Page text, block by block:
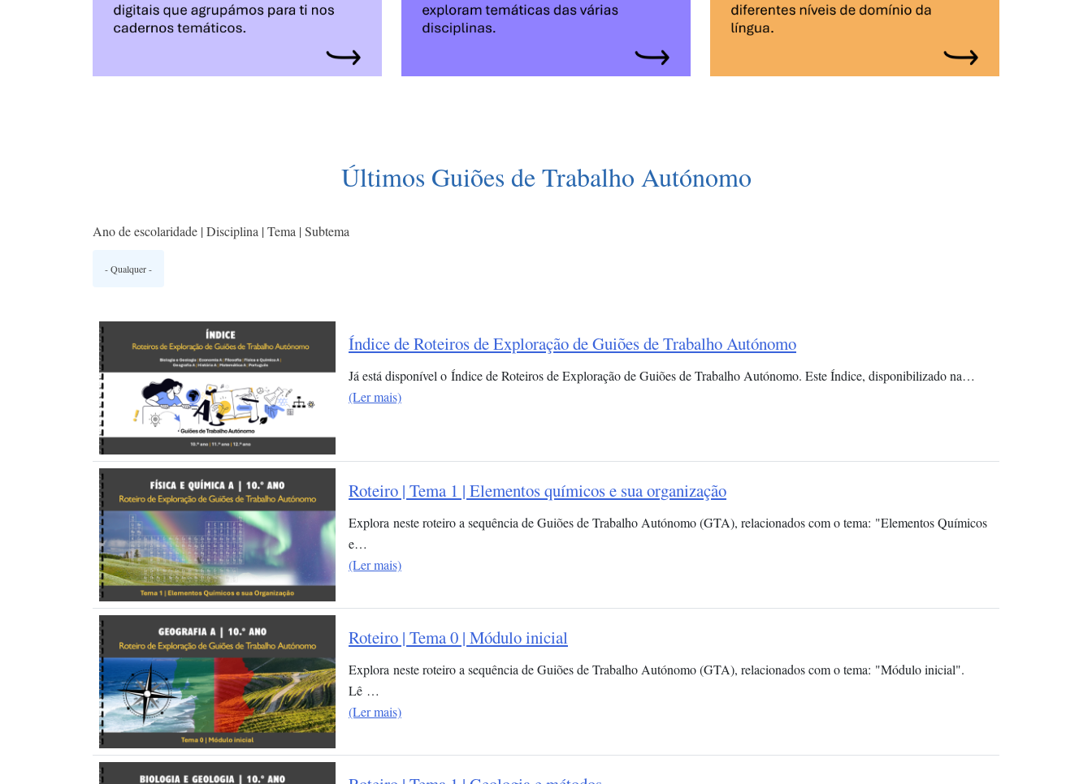
Últimos Guiões de Trabalho Autónomo
Ano de escolaridade | Disciplina | Tema | Subtema
Índice de Roteiros de Exploração de Guiões de Trabalho Autónomo
Já está disponível o Índice de Roteiros de Exploração de Guiões de Trabalho Autónomo. Este Índice, disponibilizado na…
(Ler mais)
Roteiro | Tema 1 | Elementos químicos e sua organização​
Explora neste roteiro a sequência de Guiões de Trabalho Autónomo (GTA), relacionados com o tema: "Elementos Químicos
e…
(Ler mais)
Roteiro | Tema 0 | Módulo inicial
Explora neste roteiro a sequência de Guiões de Trabalho Autónomo (GTA), relacionados com o tema: "Módulo inicial".
Lê …
(Ler mais)